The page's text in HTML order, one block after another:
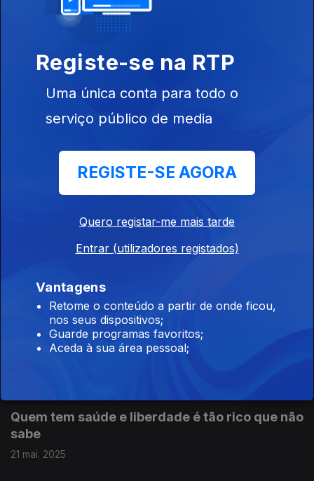
Antes uma boa arribada que uma má viagem
A tartaruga puxa sempre para o mar
02 jul. 2025
18 jun. 2025
Quando há vento é que se aventeja
Quem tem saúde e liberdade é tão rico que não
sabe
21 mai. 2025
Registe-se na RTP
Uma única conta para todo o
serviço público de media
REGISTE-SE AGORA
Quero registar-me mais tarde
Entrar (utilizadores registados)
Vantagens
Retome o conteúdo a partir de onde ficou,
nos seus dispositivos;
Guarde programas favoritos;
Aceda à sua área pessoal;